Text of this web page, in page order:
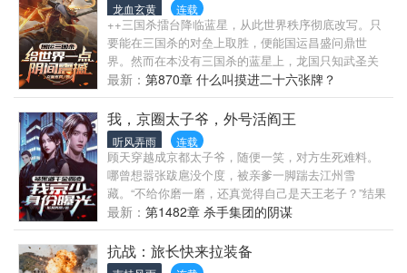
龙血玄黄 连载
++三国杀擂台降临蓝星，从此世界秩序彻底改写。只
要能在三国杀的对垒上取胜，便能国运昌盛问鼎世
界。然而在本没有三国杀的蓝星上，龙国只知武圣关
羽威震华夏，却不知关二爷只会红牌当杀。以至于龙
国命运衰败，濒临灭国。直到王阎穿越至此……灯塔
国：“这是什么诸葛亮？上来直接摸十张？！”王
阎：“友的兄弟，友的！”泡菜国：“西八，四血将直接
秒了？你不叫王阎你叫阎王！”倭国：“冷！好冷啊！”
最新： 第870章 什么叫摸进二十六张牌？
我，京圈太子爷，外号活阎王
听风弄雨 连载
顾天穿越成京都太子爷，随便一笑，对方生死难料。
哪曾想嚣张跋扈没个度，被亲爹一脚踹去江州雪
藏。“不给你磨一磨，还真觉得自己是天王老子？”结果
在江州被当地黑道千金霸凌。“乔娜，沉河还是沉江二
选一吧。”“你....你到底是谁.....”“我是谁不重要，你下
辈子要当谁？”恭喜顾少为扫黑风暴做出了杰出贡献！
回到京都后，四大家族瞬间乱成一锅粥。都给我低调
最新： 第1482章 杀手集团的阴谋
抗战：旅长快来拉装备